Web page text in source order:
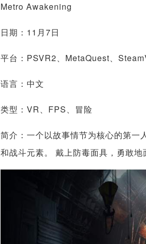
Metro Awakening
日期：11月7日
平台：PSVR2、MetaQuest、
语言：中文
类型：VR、FPS、冒险
简介：一个以故事情节为核心的第一
和战斗元素。 戴上防毒面具，勇敢